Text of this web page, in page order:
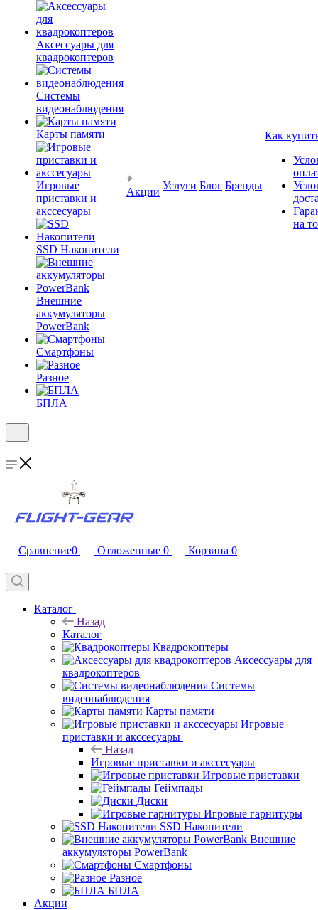
Аксессуары для
квадрокоптеров
Системы
видеонаблюдения
Карты памяти
Игровые
приставки и
акссесуары
SSD Накопители
Внешние
аккумуляторы
PowerBank
Смартфоны
Разное
БПЛА
Акции
Услуги Блог Бренды
Как
на
Сравнение0 Отложенные 0 Корзина 0
Каталог
Назад
Каталог
Квадрокоптеры
Аксессуары для
квадрокоптеров
Системы
видеонаблюдения
Карты памяти
Игровые
приставки и акссесуары
Назад
Игровые приставки и акссесуары
Игровые приставки
Геймпады
Диски
Игровые гарнитуры
SSD Накопители
Внешние
аккумуляторы PowerBank
Смартфоны
Разное
БПЛА
Акции